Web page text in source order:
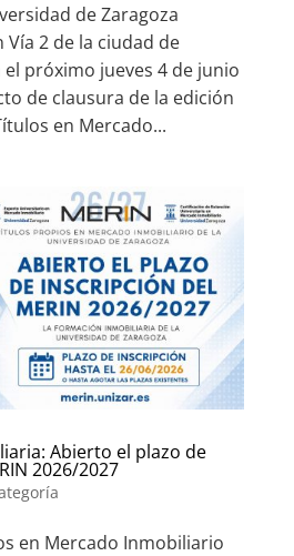
de Zaragoza
Vía 2 de la ciudad de
el próximo jueves 4 de junio
de clausura de la edición
en Mercado...
Abierto el plazo de
2026/2027
en Mercado Inmobiliario